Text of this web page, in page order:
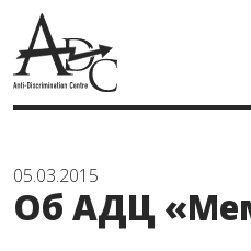
05.03.2015
Об АДЦ